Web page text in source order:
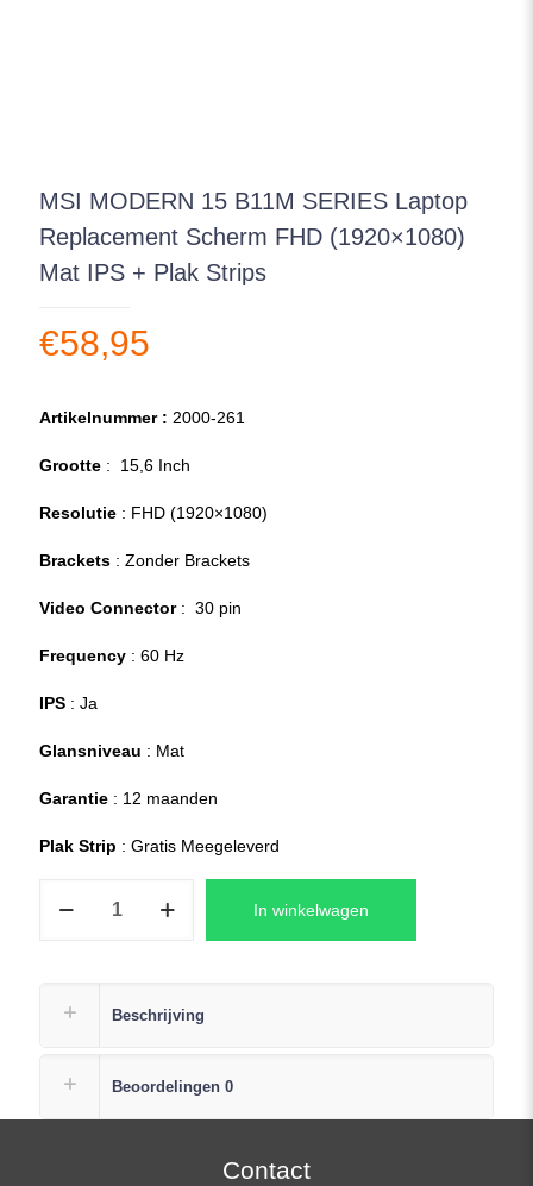
MSI MODERN 15 B11M SERIES Laptop
Replacement Scherm FHD (1920×1080)
Mat IPS + Plak Strips
€58,95
Artikelnummer : 2000-261
Grootte : 15,6 Inch
Resolutie : FHD (1920×1080)
Brackets : Zonder Brackets
Video Connector: 30 pin
Frequency : 60 Hz
IPS : Ja
Glansniveau : Mat
Garantie : 12 maanden
Plak Strip : Gratis Meegeleverd
SERIES
In winkelwagen
Beschrijving
Beoordelingen 0
Contact